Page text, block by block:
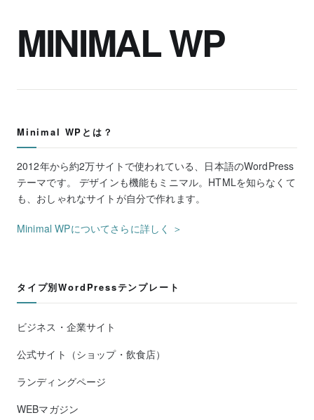
MINIMAL WP
Minimal WPとは？
2012年から約2万サイトで使われている、日本語のWordPress
テーマです。 デザインも機能もミニマル。HTMLを知らなくて
も、おしゃれなサイトが自分で作れます。
Minimal WPについてさらに詳しく ＞
タイプ別WordPressテンプレート
ビジネス・企業サイト
公式サイト（ショップ・飲食店）
ランディングページ
WEBマガジン